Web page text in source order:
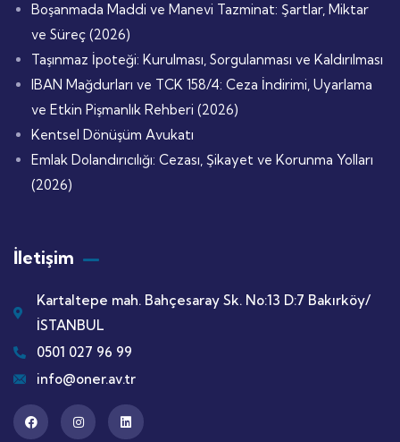
Boşanmada Maddi ve Manevi Tazminat: Şartlar, Miktar
ve Süreç (2026)
Taşınmaz İpoteği: Kurulması, Sorgulanması ve Kaldırılması
IBAN Mağdurları ve TCK 158/4: Ceza İndirimi, Uyarlama
ve Etkin Pişmanlık Rehberi (2026)
Kentsel Dönüşüm Avukatı
Emlak Dolandırıcılığı: Cezası, Şikayet ve Korunma Yolları
(2026)
İletişim
Kartaltepe mah. Bahçesaray Sk. No:13 D:7 Bakırköy/
İSTANBUL
0501 027 96 99
info@oner.av.tr